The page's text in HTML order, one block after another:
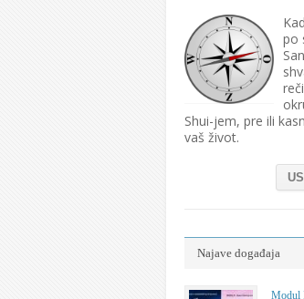
po
Shui-jem, pre ili
vaš život.
Najave događaja
Modul